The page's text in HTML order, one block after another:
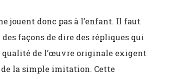
jouent donc pas à l’enfant. Il faut
façons de dire des répliques qui
qualité de l’œuvre originale exigent
de la simple imitation. Cette